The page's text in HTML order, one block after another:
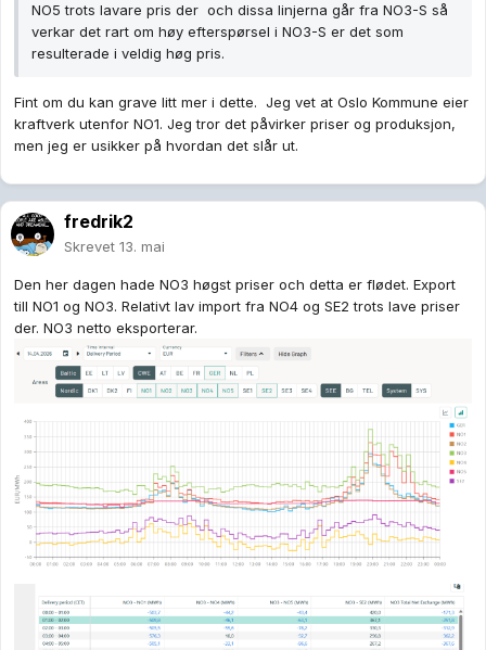
NO5 trots lavare pris der och dissa linjerna går fra NO3-S så
verkar det rart om høy efterspørsel i NO3-S er det som
resulterade i veldig høg pris.
Fint om du kan grave litt mer i dette. Jeg vet at Oslo Kommune eier
kraftverk utenfor NO1. Jeg tror det påvirker priser og produksjon,
men jeg er usikker på hvordan det slår ut.
fredrik2
Skrevet 13. mai
Den her dagen hade NO3 høgst priser och detta er flødet. Export
till NO1 og NO3. Relativt lav import fra NO4 og SE2 trots lave priser
der. NO3 netto eksporterar.